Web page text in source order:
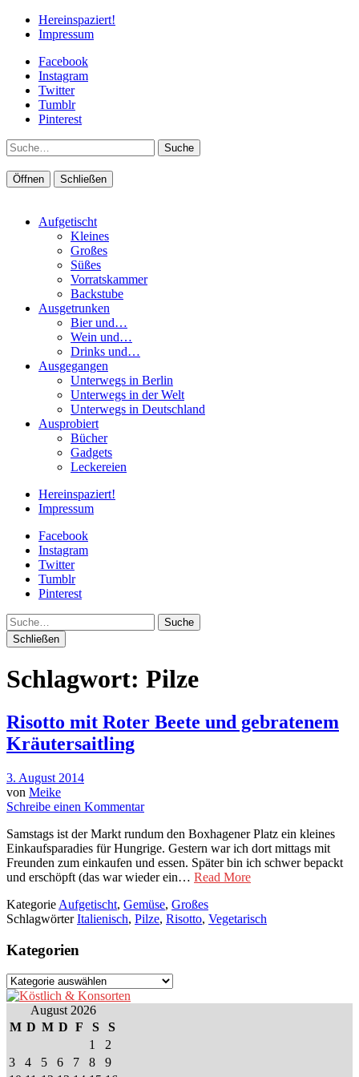
Hereinspaziert!
Impressum
Facebook
Instagram
Twitter
Tumblr
Pinterest
Suche
Öffnen Schließen
Aufgetischt
Kleines
Großes
Süßes
Vorratskammer
Backstube
Ausgetrunken
Bier und…
Wein und…
Drinks und…
Ausgegangen
Unterwegs in Berlin
Unterwegs in der Welt
Unterwegs in Deutschland
Ausprobiert
Bücher
Gadgets
Leckereien
Hereinspaziert!
Impressum
Facebook
Instagram
Twitter
Tumblr
Pinterest
Suche
Schließen
Schlagwort: Pilze
Risotto mit Roter Beete und gebratenem
Kräutersaitling
3. August 2014
von Meike
Schreibe einen Kommentar
Samstags ist der Markt rundum den Boxhagener Platz ein kleines
Einkaufsparadies für Hungrige. Gestern war ich dort mittags mit
Freunden zum einkaufen und essen. Später bin ich schwer bepackt
und erschöpft (das war wieder ein… Read More
Kategorie Aufgetischt, Gemüse, Großes
SchlagwörterItalienisch, Pilze, Risotto, Vegetarisch
Kategorien
Kategorien
August 2026
M D M D F S
S
1
2
3
4 5 6 7 8
9